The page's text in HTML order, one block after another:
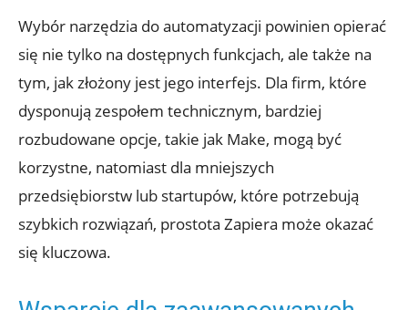
Wybór narzędzia do automatyzacji powinien opierać
się nie ⁢tylko ⁢na dostępnych funkcjach, ale także na
tym, jak złożony jest‍ jego interfejs. Dla firm, które
dysponują zespołem technicznym, bardziej
rozbudowane opcje, takie jak Make,​ mogą być
korzystne,‍ natomiast dla mniejszych
przedsiębiorstw lub startupów, które potrzebują
szybkich rozwiązań, prostota Zapiera może okazać
się kluczowa.